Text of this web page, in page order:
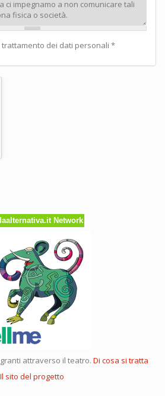
trattamento dei dati personali *
Network
attraverso il teatro. Di cosa si tratta
Il sito del progetto